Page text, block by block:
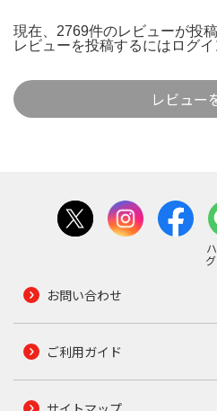
現在、2769件のレビューが投
レビューを投稿するには ログイ
レビュー
お問い合わせ
ご利用ガイド